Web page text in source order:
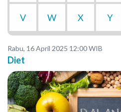
V W X Y
Rabu, 16 April 2025 12:00 WIB
Diet